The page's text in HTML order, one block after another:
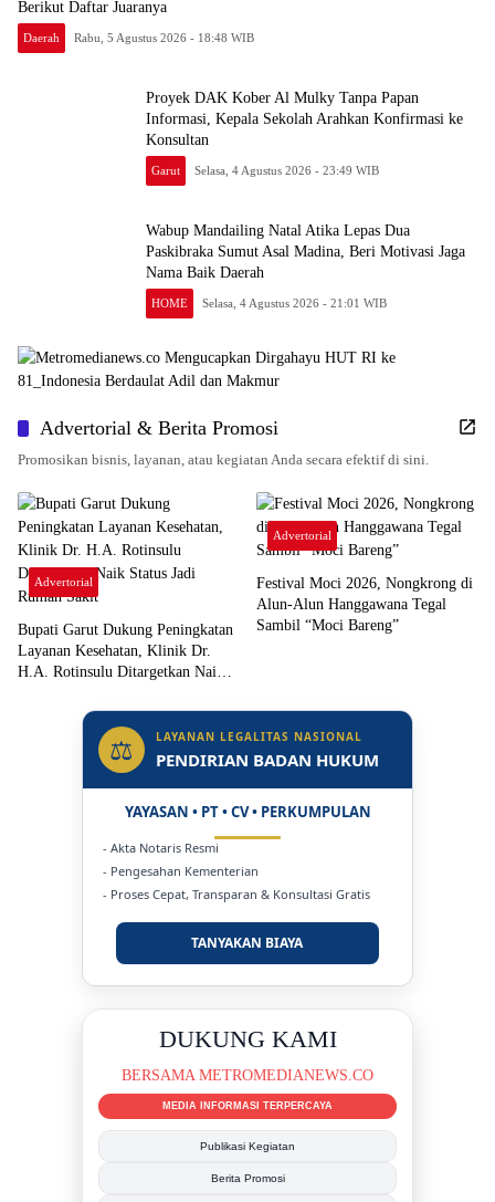
Berikut Daftar Juaranya
Daerah Rabu, 5 Agustus 2026 - 18:48 WIB
Proyek DAK Kober Al Mulky Tanpa Papan
Informasi, Kepala Sekolah Arahkan Konfirmasi ke
Konsultan
Garut Selasa, 4 Agustus 2026 - 23:49 WIB
Wabup Mandailing Natal Atika Lepas Dua
Paskibraka Sumut Asal Madina, Beri Motivasi Jaga
Nama Baik Daerah
HOME Selasa, 4 Agustus 2026 - 21:01 WIB
Advertorial & Berita Promosi
Promosikan bisnis, layanan, atau kegiatan Anda secara efektif di sini.
Advertorial
Bupati Garut Dukung Peningkatan
Layanan Kesehatan, Klinik Dr.
H.A. Rotinsulu Ditargetkan Naik
Advertorial
Festival Moci 2026, Nongkrong di
Alun-Alun Hanggawana Tegal
Sambil “Moci Bareng”
⚖ LAYANAN LEGALITAS NASIONAL
PENDIRIAN BADAN HUKUM
YAYASAN • PT • CV • PERKUMPULAN
- Akta Notaris Resmi
- Pengesahan Kementerian
- Proses Cepat, Transparan & Konsultasi Gratis
TANYAKAN BIAYA
DUKUNG KAMI
BERSAMA METROMEDIANEWS.CO
MEDIA INFORMASI TERPERCAYA
Publikasi Kegiatan
Berita Promosi